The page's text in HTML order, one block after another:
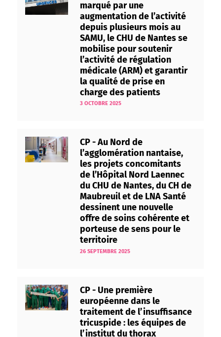
marqué par une
augmentation de l’activité
depuis plusieurs mois au
SAMU, le CHU de Nantes se
mobilise pour soutenir
l’activité de régulation
médicale (ARM) et garantir
la qualité de prise en
charge des patients
3 OCTOBRE 2025
CP - Au Nord de
l’agglomération nantaise,
les projets concomitants
de l’Hôpital Nord Laennec
du CHU de Nantes, du CH de
Maubreuil et de LNA Santé
dessinent une nouvelle
offre de soins cohérente et
porteuse de sens pour le
territoire
26 SEPTEMBRE 2025
CP - Une première
européenne dans le
traitement de l’insuffisance
tricuspide : les équipes de
l’institut du thorax